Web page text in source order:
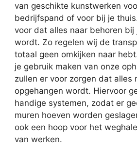
van geschikte kunstwerken
bedrijfspand of voor bij je
voor dat alles naar behoren bij
wordt. Zo regelen wij de
totaal geen omkijken naar
je gebruik maken van onze
zullen er voor zorgen dat alles
opgehangen wordt. Hiervoor
handige systemen, zodat er
muren hoeven worden
ook een hoop voor het
van werken.